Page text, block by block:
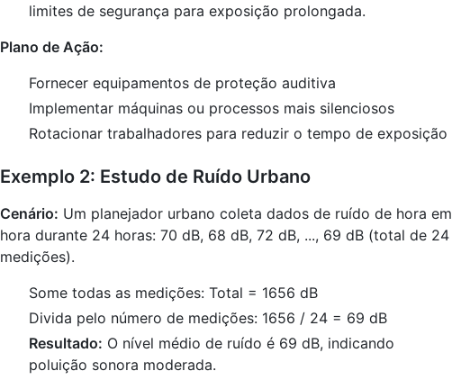
limites de segurança para exposição prolongada.
Plano de Ação:
Fornecer equipamentos de proteção auditiva
Implementar máquinas ou processos mais silenciosos
Rotacionar trabalhadores para reduzir o tempo de exposição
Exemplo 2: Estudo de Ruído Urbano
Cenário: Um planejador urbano coleta dados de ruído de hora em
hora durante 24 horas: 70 dB, 68 dB, 72 dB, ..., 69 dB (total de 24
medições).
Some todas as medições: Total = 1656 dB
Divida pelo número de medições: 1656 / 24 = 69 dB
Resultado: O nível médio de ruído é 69 dB, indicando
poluição sonora moderada.